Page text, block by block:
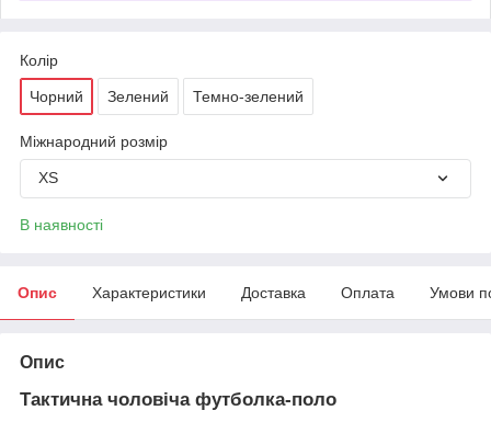
Колір
Чорний Зелений Темно-зелений
Міжнародний розмір
XS
В наявності
Опис Характеристики Доставка Оплата Умови
Опис
Тактична чоловіча футболка-поло